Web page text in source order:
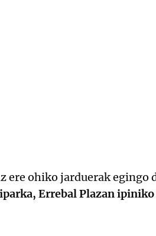
ere ohiko jarduerak egingo
Errebal Plazan